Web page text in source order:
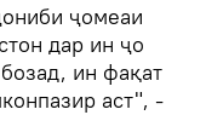
ҷомеаи
дар ин ҷо
ин фақат
аст", -